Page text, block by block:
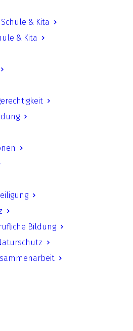
& Kita
& Kita
Bildung
Berlin
macht Schule